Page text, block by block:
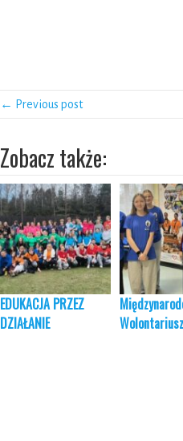
← Previous post
Zobacz także:
EDUKACJA PRZEZ
DZIAŁANIE